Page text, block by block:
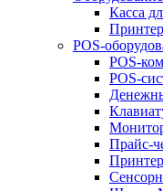
Касса
POS-
POS-
POS-
Прайс-